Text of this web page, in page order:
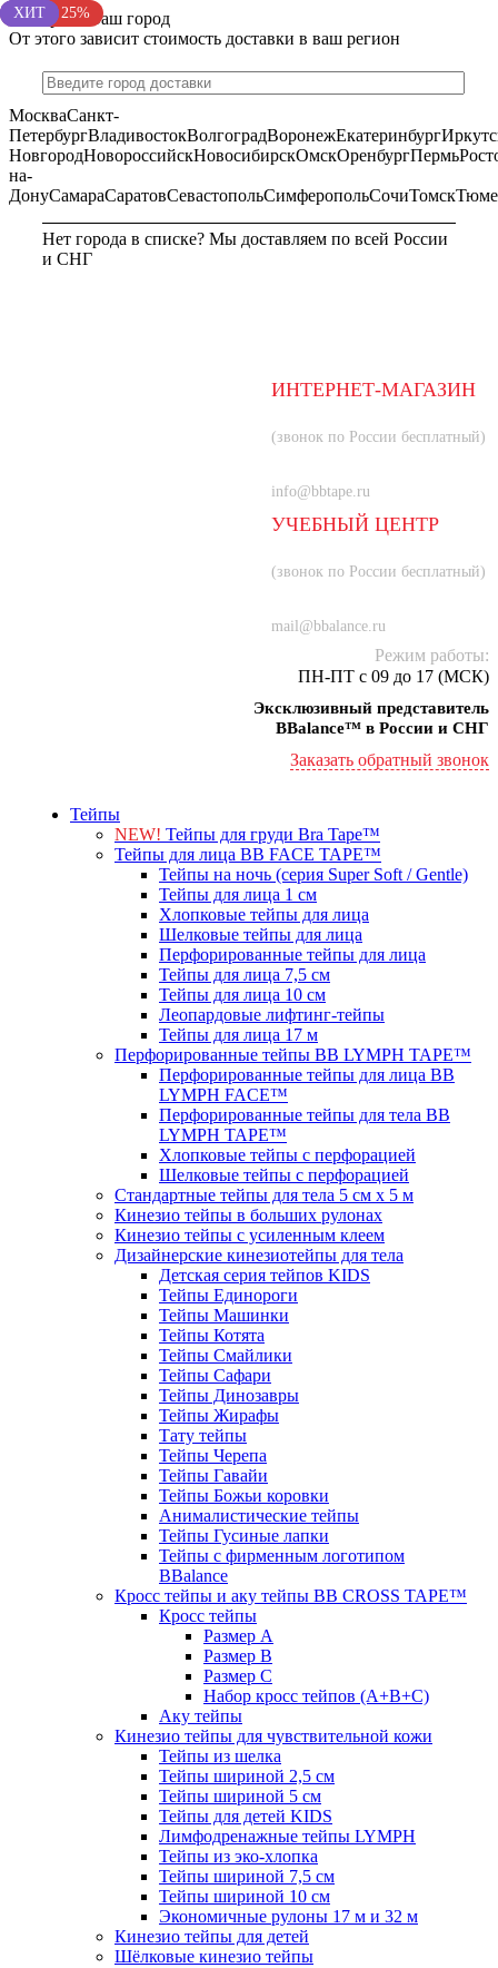
Выберите Ваш город
От этого зависит стоимость доставки в ваш регион
МоскваСанкт-
ПетербургВладивостокВолгоградВоронежЕкатеринбург
НовгородНовороссийскНовосибирскОмскОренбургПермь
на-
ДонуСамараСаратовСевастопольСимферопольСочиТомск
Нет города в списке? Мы доставляем по всей России
и СНГ
ИНТЕРНЕТ-МАГАЗИН
(звонок по России бесплатный)
info@bbtape.ru
УЧЕБНЫЙ ЦЕНТР
(звонок по России бесплатный)
mail@bbalance.ru
Режим работы:
ПН-ПТ с 09 до 17 (МСК)
Эксклюзивный представитель
BBalance™ в России и СНГ
Заказать обратный звонок
Тейпы
NEW! Тейпы для груди Bra Tape™
Тейпы для лица BB FACE TAPE™
Тейпы на ночь (серия Super Soft / Gentle)
Тейпы для лица 1 см
Хлопковые тейпы для лица
Шелковые тейпы для лица
Перфорированные тейпы для лица
Тейпы для лица 7,5 см
Тейпы для лица 10 см
Леопардовые лифтинг-тейпы
Тейпы для лица 17 м
Перфорированные тейпы BB LYMPH TAPE™
Перфорированные тейпы для лица BB
LYMPH FACE™
Перфорированные тейпы для тела BB
LYMPH TAPE™
Хлопковые тейпы с перфорацией
Шелковые тейпы с перфорацией
Стандартные тейпы для тела 5 см x 5 м
Кинезио тейпы в больших рулонах
Кинезио тейпы с усиленным клеем
Дизайнерские кинезиотейпы для тела
Детская серия тейпов KIDS
Тейпы Единороги
Тейпы Машинки
Тейпы Котята
Тейпы Смайлики
Тейпы Сафари
Тейпы Динозавры
Тейпы Жирафы
Тату тейпы
Тейпы Черепа
Тейпы Гавайи
Тейпы Божьи коровки
Анималистические тейпы
Тейпы Гусиные лапки
Тейпы с фирменным логотипом
BBalance
Кросс тейпы и аку тейпы BB CROSS TAPE™
Кросс тейпы
Размер А
Размер B
Размер С
Набор кросс тейпов (А+B+C)
Аку тейпы
Кинезио тейпы для чувствительной кожи
Тейпы из шелка
Тейпы шириной 2,5 см
Тейпы шириной 5 см
Тейпы для детей KIDS
Лимфодренажные тейпы LYMPH
Тейпы из эко-хлопка
Тейпы шириной 7,5 см
Тейпы шириной 10 см
Экономичные рулоны 17 м и 32 м
Кинезио тейпы для детей
Шёлковые кинезио тейпы
Акция 25%
ХИТ
ХИТ
ХИТ